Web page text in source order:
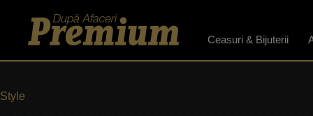
Ceasuri & Bijuterii
Style